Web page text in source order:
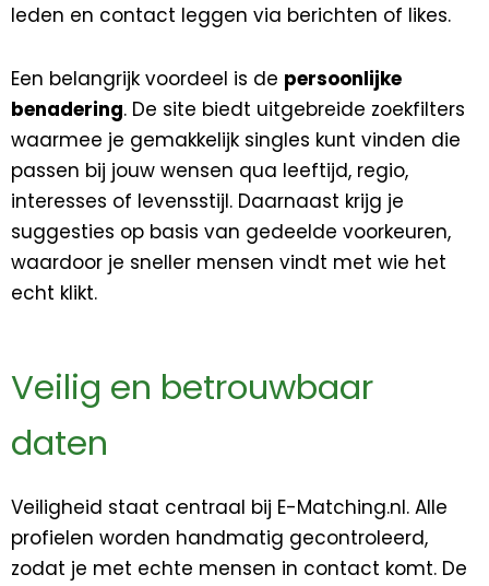
leden en contact leggen via berichten of likes.
Een belangrijk voordeel is de persoonlijke
benadering. De site biedt uitgebreide zoekfilters
waarmee je gemakkelijk singles kunt vinden die
passen bij jouw wensen qua leeftijd, regio,
interesses of levensstijl. Daarnaast krijg je
suggesties op basis van gedeelde voorkeuren,
waardoor je sneller mensen vindt met wie het
echt klikt.
Veilig en betrouwbaar
daten
Veiligheid staat centraal bij E-Matching.nl. Alle
profielen worden handmatig gecontroleerd,
zodat je met echte mensen in contact komt. De